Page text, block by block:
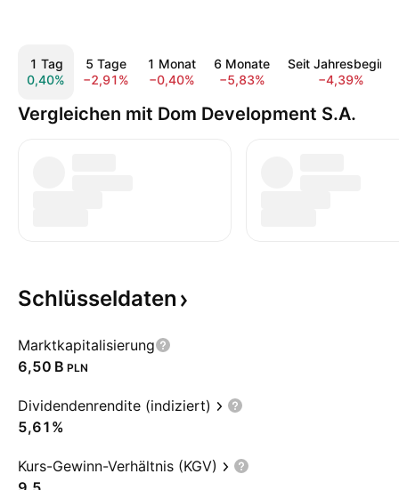
1 Tag
0,40%
5 Tage
−2,91%
1 Monat
−0,40%
6 Monate
−5,83%
Seit Jahresbeginn
−4,39%
Vergleichen mit Dom Development S.A.
Schlüsseldaten
Marktkapitalisierung
‪6,50 B‬ PLN
Dividendenrendite (indiziert)
5,61%
Kurs-Gewinn-Verhältnis (KGV)